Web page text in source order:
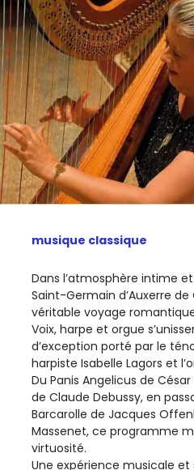
musique classique
Dans l’atmosphère intime
Saint-Germain d’Auxerre de
véritable voyage
Voix, harpe et orgue
d’exception porté par le
harpiste Isabelle Lagors et
Du Panis Angelicus de
de Claude Debussy, en
Barcarolle de Jacques
Massenet, ce programme
virtuosité.
Une expérience musicale